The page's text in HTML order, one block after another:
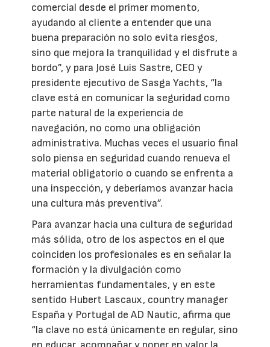
comercial desde el primer momento,
ayudando al cliente a entender que una
buena preparación no solo evita riesgos,
sino que mejora la tranquilidad y el disfrute a
bordo”, y para José Luis Sastre, CEO y
presidente ejecutivo de Sasga Yachts, “la
clave está en comunicar la seguridad como
parte natural de la experiencia de
navegación, no como una obligación
administrativa. Muchas veces el usuario final
solo piensa en seguridad cuando renueva el
material obligatorio o cuando se enfrenta a
una inspección, y deberíamos avanzar hacia
una cultura más preventiva”.
Para avanzar hacia una cultura de seguridad
más sólida, otro de los aspectos en el que
coinciden los profesionales es en señalar la
formación y la divulgación como
herramientas fundamentales, y en este
sentido Hubert Lascaux, country manager
España y Portugal de AD Nautic, afirma que
“la clave no está únicamente en regular, sino